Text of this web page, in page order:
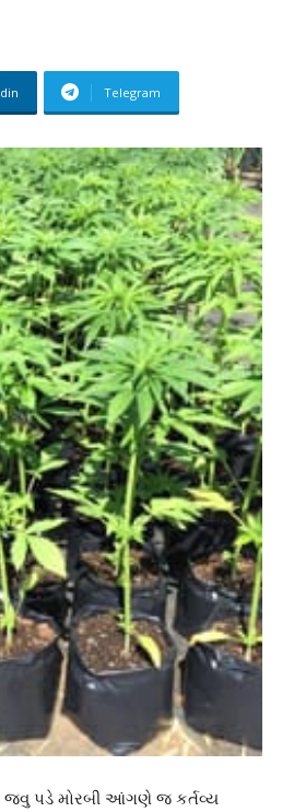
Telegram
જવુ પડે મોરબી આંગણે જ કર્તવ્ય